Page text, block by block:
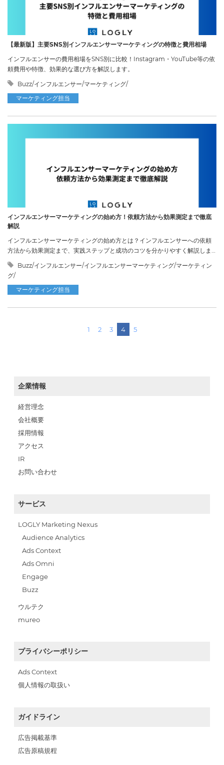
【最新版】主要SNS別インフルエンサーマーケティングの特徴と費用相場
インフルエンサーの費用相場をSNS別に比較！Instagram・YouTube等の依
頼費用や特徴、効果的な選び方を解説します。
Buzz/インフルエンサー/マーケティング/
マーケティング担当
インフルエンサーマーケティングの始め方！依頼方法から効果測定まで徹底
解説
インフルエンサーマーケティングの始め方とは？インフルエンサーへの依頼
方法から効果測定まで、実践ステップと成功のコツを分かりやすく解説しま
す。
Buzz/インフルエンサー/インフルエンサーマーケティング/マーケティン
グ/
マーケティング担当
1 2 3 4 5
企業情報
経営理念
会社概要
採用情報
アクセス
IR
お問い合わせ
サービス
LOGLY Marketing Nexus
Audience Analytics
Ads Context
Ads Omni
Engage
Buzz
ウルテク
mureo
プライバシーポリシー
Ads Context
個人情報の取扱い
ガイドライン
広告掲載基準
広告原稿規程